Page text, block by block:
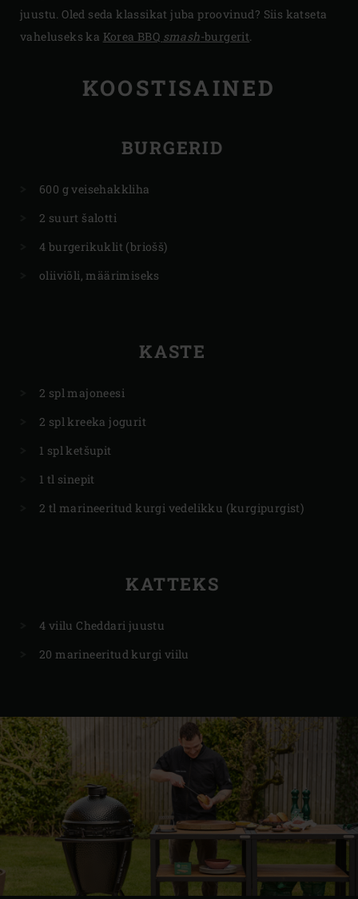
juustu. Oled seda klassikat juba proovinud? Siis katseta
vaheluseks ka Korea BBQ smash-burgerit
KOOSTISAINED
BURGERID
600 g veisehakkliha
2 suurt šalotti
4 burgerikuklit (briošš)
oliiviõli, määrimiseks
KASTE
2 spl majoneesi
2 spl kreeka jogurit
1 spl ketšupit
1 tl sinepit
2 tl marineeritud kurgi vedelikku (kurgipurgist)
KATTEKS
4 viilu Cheddari juustu
20 marineeritud kurgi viilu